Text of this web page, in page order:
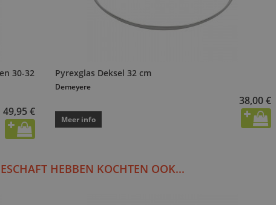
30-32
49,95 €
Pyrexglas Deksel 32 cm
Demeyere
38,00 €
Meer info
HEBBEN KOCHTEN OOK...